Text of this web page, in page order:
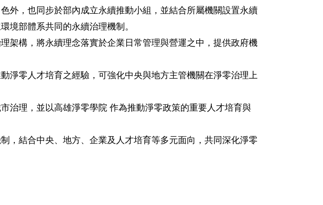
外，也同步於部內成立永續推動小組，並結合所屬機關設置永續
境部體系共同的永續治理機制。
構，將永續理念落實於企業日常管理與營運之中，提供政府機
淨零人才培育之經驗，可強化中央與地方主管機關在淨零治理上
理，並以高雄淨零學院 作為推動淨零政策的重要人才培育與
結合中央、地方、企業及人才培育等多元面向，共同深化淨零